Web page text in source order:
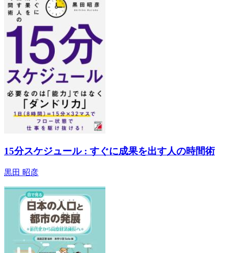
15分スケジュール : すぐに成果を出す人の時間術
黒田 昭彦